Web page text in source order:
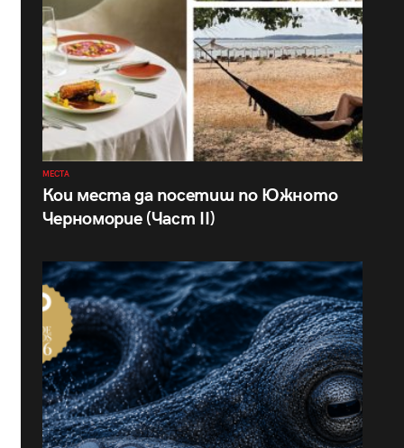
МЕСТА
Кои места да посетиш по Южното
Черноморие (Част II)